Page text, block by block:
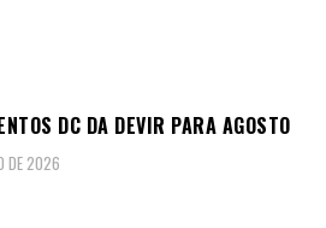
DC DA DEVIR PARA AGOSTO
DE 2026